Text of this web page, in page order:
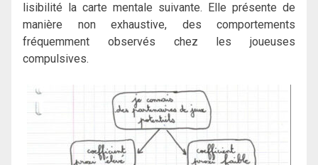
lisibilité la carte mentale suivante. Elle présente de
manière non exhaustive, des comportements
fréquemment observés chez les joueuses
compulsives.